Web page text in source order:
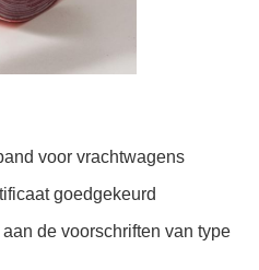
voor vrachtwagens
goedgekeurd
de voorschriften van type